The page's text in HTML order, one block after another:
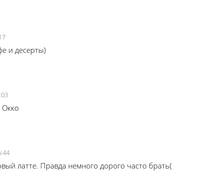
и десерты)
латте. Правда немного дорого часто брать(